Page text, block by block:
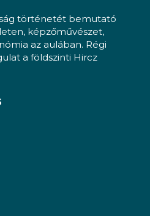
történetét bemutató
képzőművészet,
az aulában. Régi
a földszinti Hircz